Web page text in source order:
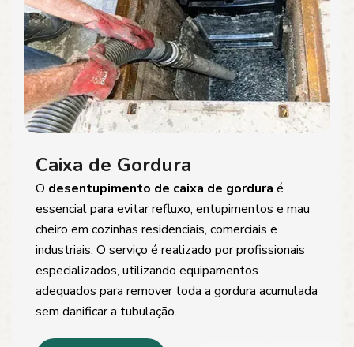
Caixa de Gordura
O desentupimento de caixa de gordura é
essencial para evitar refluxo, entupimentos e mau
cheiro em cozinhas residenciais, comerciais e
industriais. O serviço é realizado por profissionais
especializados, utilizando equipamentos
adequados para remover toda a gordura acumulada
sem danificar a tubulação.